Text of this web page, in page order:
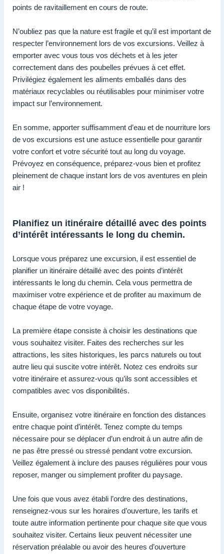
points de ravitaillement en cours de route.
N’oubliez pas que la nature est fragile et qu’il est important de
respecter l’environnement lors de vos excursions. Veillez à
emporter avec vous tous vos déchets et à les jeter
correctement dans des poubelles prévues à cet effet.
Privilégiez également les aliments emballés dans des
matériaux recyclables ou réutilisables pour minimiser votre
impact sur l’environnement.
En somme, apporter suffisamment d’eau et de nourriture lors
de vos excursions est une astuce essentielle pour garantir
votre confort et votre sécurité tout au long du voyage.
Prévoyez en conséquence, préparez-vous bien et profitez
pleinement de chaque instant lors de vos aventures en plein
air !
Planifiez un itinéraire détaillé avec des points
d’intérêt intéressants le long du chemin.
Lorsque vous préparez une excursion, il est essentiel de
planifier un itinéraire détaillé avec des points d’intérêt
intéressants le long du chemin. Cela vous permettra de
maximiser votre expérience et de profiter au maximum de
chaque étape de votre voyage.
La première étape consiste à choisir les destinations que
vous souhaitez visiter. Faites des recherches sur les
attractions, les sites historiques, les parcs naturels ou tout
autre lieu qui suscite votre intérêt. Notez ces endroits sur
votre itinéraire et assurez-vous qu’ils sont accessibles et
compatibles avec vos disponibilités.
Ensuite, organisez votre itinéraire en fonction des distances
entre chaque point d’intérêt. Tenez compte du temps
nécessaire pour se déplacer d’un endroit à un autre afin de
ne pas être pressé ou stressé pendant votre excursion.
Veillez également à inclure des pauses régulières pour vous
reposer, manger ou simplement profiter du paysage.
Une fois que vous avez établi l’ordre des destinations,
renseignez-vous sur les horaires d’ouverture, les tarifs et
toute autre information pertinente pour chaque site que vous
souhaitez visiter. Certains lieux peuvent nécessiter une
réservation préalable ou avoir des heures d’ouverture